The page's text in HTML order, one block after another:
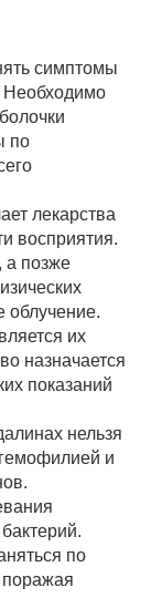
симптомы
Необходимо
по
лекарства
восприятия.
а позже
облучение.
их
назначается
показаний
нельзя
и
по
поражая